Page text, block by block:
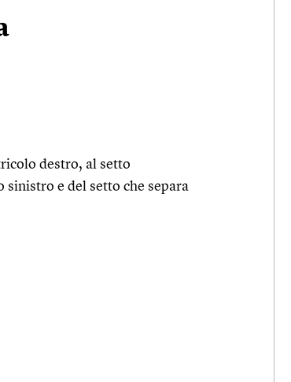
destro, al setto
e del setto che separa